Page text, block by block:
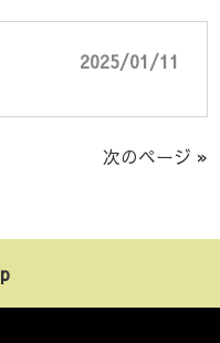
2025/01/11
次のページ »